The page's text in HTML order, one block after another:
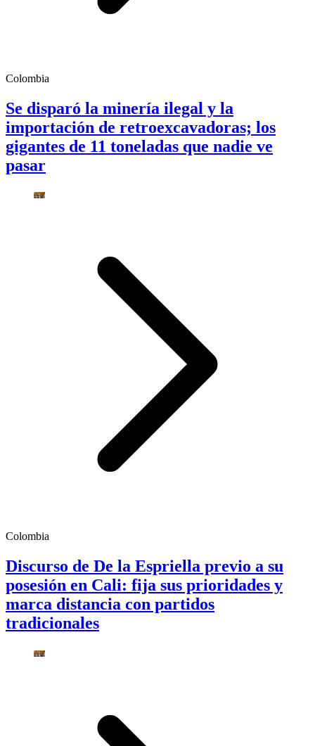
Colombia
Se disparó la minería ilegal y la
importación de retroexcavadoras; los
gigantes de 11 toneladas que nadie ve
pasar
Colombia
Discurso de De la Espriella previo a su
posesión en Cali: fija sus prioridades y
marca distancia con partidos
tradicionales